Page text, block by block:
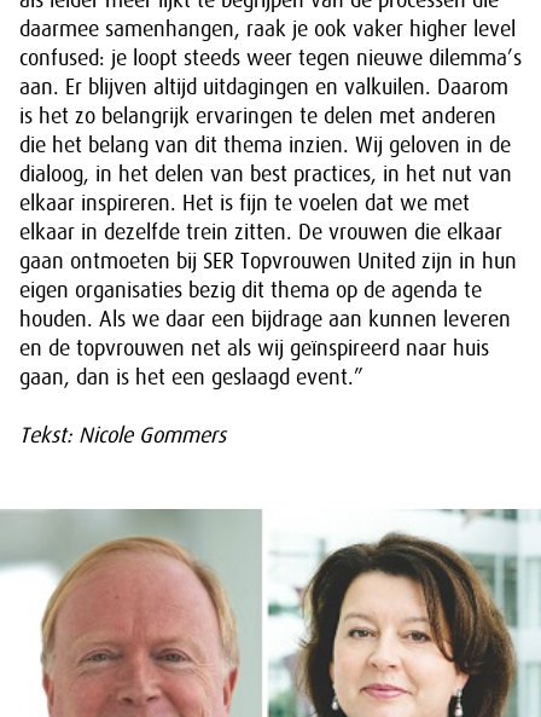
daarmee samenhangen, raak je ook vaker higher level
confused: je loopt steeds weer tegen nieuwe dilemma’s
aan. Er blijven altijd uitdagingen en valkuilen. Daarom
is het zo belangrijk ervaringen te delen met anderen
die het belang van dit thema inzien. Wij geloven in de
dialoog, in het delen van best practices, in het nut van
elkaar inspireren. Het is fijn te voelen dat we met
elkaar in dezelfde trein zitten. De vrouwen die elkaar
gaan ontmoeten bij SER Topvrouwen United zijn in hun
eigen organisaties bezig dit thema op de agenda te
houden. Als we daar een bijdrage aan kunnen leveren
en de topvrouwen net als wij geïnspireerd naar huis
gaan, dan is het een geslaagd event.”
Tekst: Nicole Gommers